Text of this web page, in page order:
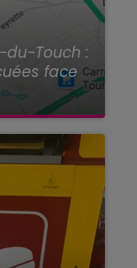
Touch :
face